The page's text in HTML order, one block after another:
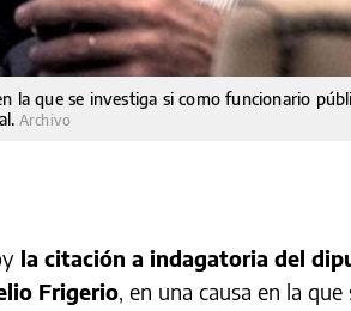
la que se investiga si como funcionario
Archivo
la citación a indagatoria del
Frigerio, en una causa en la